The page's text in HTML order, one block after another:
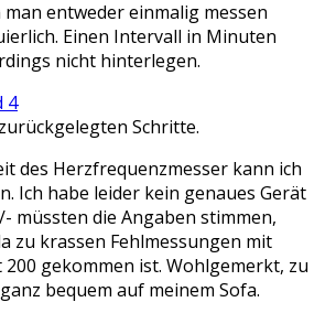
entweder einmalig messen
Einen Intervall in Minuten
nicht hinterlegen.
Schritte.
des Herzfrequenzmesser kann ich
Ich habe leider kein genaues Gerät
müssten die Angaben stimmen,
zu krassen Fehlmessungen mit
gekommen ist. Wohlgemerkt, zu
bequem auf meinem Sofa.